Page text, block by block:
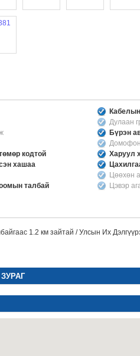
Дулаан
Бүрэн
кодтой
Харуул
хашаа
Цөөхөн
талбай
Цэвэр
1.2 км зайтай / Улсын Их